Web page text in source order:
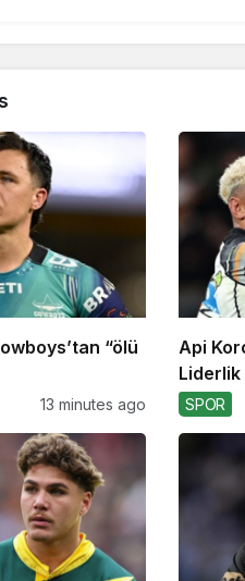
“ölü
13 minutes ago
Api
SPOR